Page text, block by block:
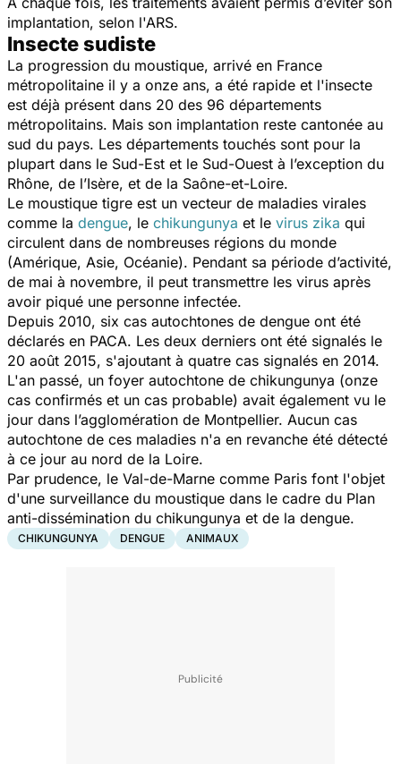
implantation, selon l'ARS.
Insecte sudiste
La progression du moustique, arrivé en France
métropolitaine il y a onze ans, a été rapide et l'insecte
est déjà présent dans 20 des 96 départements
métropolitains. Mais son implantation reste cantonée au
sud du pays. Les départements touchés sont pour la
plupart dans le Sud-Est et le Sud-Ouest à l’exception du
Rhône, de l’Isère, et de la Saône-et-Loire.
Le moustique tigre est un vecteur de maladies virales
comme la dengue, le chikungunya et le virus zika qui
circulent dans de nombreuses régions du monde
(Amérique, Asie, Océanie). Pendant sa période d’activité,
de mai à novembre, il peut transmettre les virus après
avoir piqué une personne infectée.
Depuis 2010, six cas autochtones de dengue ont été
déclarés en PACA. Les deux derniers ont été signalés le
20 août 2015, s'ajoutant à quatre cas signalés en 2014.
L'an passé, un foyer autochtone de chikungunya (onze
cas confirmés et un cas probable) avait également vu le
jour dans l’agglomération de Montpellier. Aucun cas
autochtone de ces maladies n'a en revanche été détecté
à ce jour au nord de la Loire.
Par prudence, le Val-de-Marne comme Paris font l'objet
d'une surveillance du moustique dans le cadre du Plan
anti-dissémination du chikungunya et de la dengue.
CHIKUNGUNYA DENGUE ANIMAUX